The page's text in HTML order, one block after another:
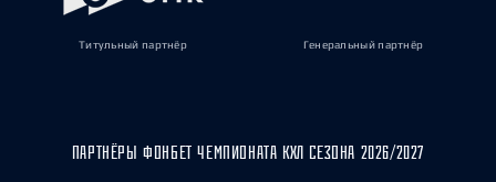
Титульный партнёр Генеральный партнёр
ПАРТНЁРЫ ФОНБЕТ ЧЕМПИОНАТА КХЛ СЕЗОНА 2026/2027